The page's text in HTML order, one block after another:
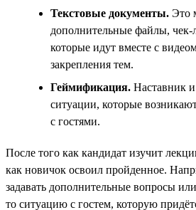
Текстовые документы. Это
дополнительные файлы,
которые идут вместе с
закрепления тем.
Геймификация. Наставник
ситуации, которые
с гостями.
После того как кандидат изучит
как новичок освоил пройденное.
задавать дополнительные вопросы
то ситуацию с гостем, которую